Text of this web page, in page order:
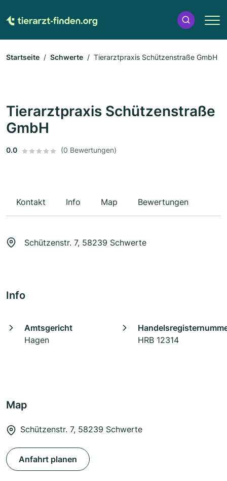
Startseite Schwerte Tierarztpraxis Schützenstraße GmbH
Tierarztpraxis Schützenstraße
GmbH
0.0 (0 Bewertungen)
Kontakt Info Map Bewertungen
Schützenstr. 7, 58239 Schwerte
Info
Amtsgericht
Hagen
HRB 12314
Map
Schützenstr. 7, 58239 Schwerte
Anfahrt planen